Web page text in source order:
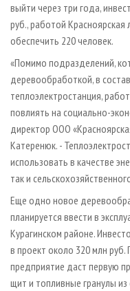
выйти через три года,
руб., работой
обеспечить 220 человек.
«Помимо подразделений,
деревообработкой, в
теплоэлектростанция,
повлиять на социально-
директор ООО
Катеренюк. -
использовать в качестве
так и
Еще одно новое
планируется ввести в
Курагинском районе.
в проект около 320 млн руб.
предприятие даст первую
щит и топливные гранулы